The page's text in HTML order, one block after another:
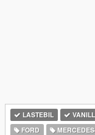
LASTEBIL
FORD